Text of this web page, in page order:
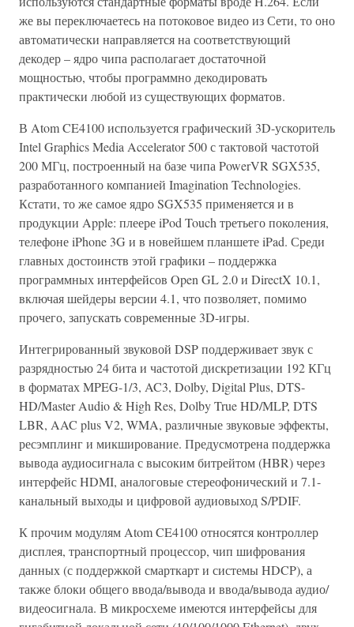
же вы переключаетесь на потоковое видео из Сети, то оно
автоматически направляется на соответствующий
декодер – ядро чипа располагает достаточной
мощностью, чтобы программно декодировать
практически любой из существующих форматов.
В Atom CE4100 используется графический 3D-ускоритель
Intel Graphics Media Accelerator 500 с тактовой частотой
200 МГц, построенный на базе чипа PowerVR SGX535,
разработанного компанией Imagination Technologies.
Кстати, то же самое ядро SGX535 применяется и в
продукции Apple: плеере iPod Touch третьего поколения,
телефоне iPhone 3G и в новейшем планшете iPad. Среди
главных достоинств этой графики – поддержка
программных интерфейсов Open GL 2.0 и DirectX 10.1,
включая шейдеры версии 4.1, что позволяет, помимо
прочего, запускать современные 3D-игры.
Интегрированный звуковой DSP поддерживает звук с
разрядностью 24 бита и частотой дискретизации 192 КГц
в форматах MPEG-1/3, AC3, Dolby, Digital Plus, DTS-
HD/Master Audio & High Res, Dolby True HD/MLP, DTS
LBR, AAC plus V2, WMA, различные звуковые эффекты,
ресэмплинг и микширование. Предусмотрена поддержка
вывода аудиосигнала с высоким битрейтом (HBR) через
интерфейс HDMI, аналоговые стереофонический и 7.1-
канальный выходы и цифровой аудиовыход S/PDIF.
К прочим модулям Atom CE4100 относятся контроллер
дисплея, транспортный процессор, чип шифрования
данных (с поддержкой смарткарт и системы HDCP), а
также блоки общего ввода/вывода и ввода/вывода аудио/
видеосигнала. В микросхеме имеются интерфейсы для